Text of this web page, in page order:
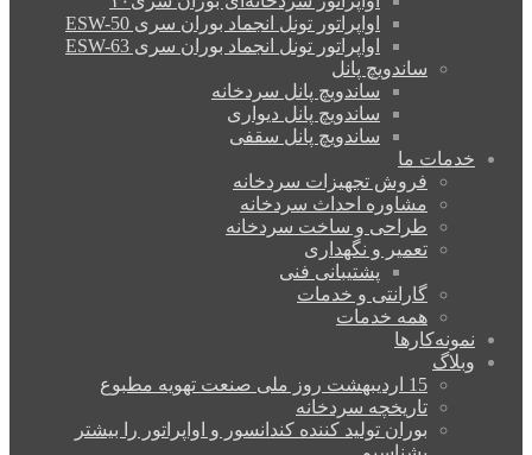
اواپراتور تونل انجماد بوران سری ESW-50
اواپراتور تونل انجماد بوران سری ESW-63
ساندویچ پانل
ساندویچ پانل سردخانه
ساندویچ پانل دیواری
ساندویچ پانل سقفی
ما
فروش تجهیزات سردخانه
مشاوره احداث سردخانه
طراحی و ساخت سردخانه
تعمیر و نگهداری
پشتیبانی فنی
گارانتی و خدمات
همه خدمات
تاریخچه سردخانه
بوران تولید کننده کندانسور و اواپراتور را بیشتر